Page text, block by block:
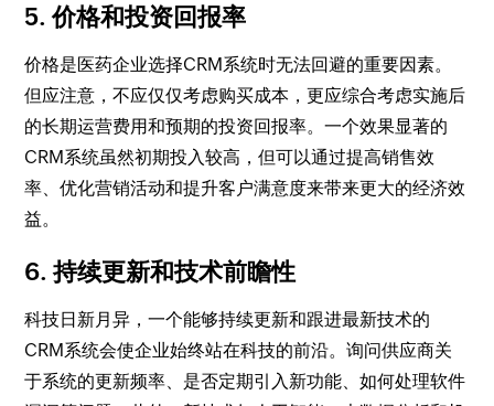
5. 价格和投资回报率
价格是医药企业选择CRM系统时无法回避的重要因素。
但应注意，不应仅仅考虑购买成本，更应综合考虑实施后
的长期运营费用和预期的投资回报率。一个效果显著的
CRM系统虽然初期投入较高，但可以通过提高销售效
率、优化营销活动和提升客户满意度来带来更大的经济效
益。
6. 持续更新和技术前瞻性
科技日新月异，一个能够持续更新和跟进最新技术的
CRM系统会使企业始终站在科技的前沿。询问供应商关
于系统的更新频率、是否定期引入新功能、如何处理软件